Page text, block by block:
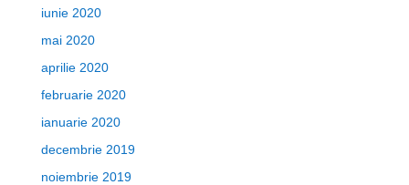
iunie 2020
mai 2020
aprilie 2020
februarie 2020
ianuarie 2020
decembrie 2019
noiembrie 2019